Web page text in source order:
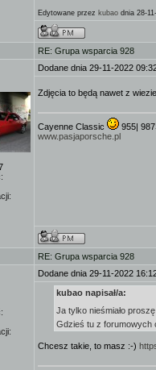
Edytowane przez kubao dnia 28-
RE: Grupa wsparcia 928
Dodane dnia 29-11-2022
Zdjęcia to będą nawet z
Cayenne Classic
955|
www.pasjaporsche.pl
RE: Grupa wsparcia 928
Dodane dnia 29-11-2022
kubao napisał/a:
Ja tylko nieśmiało
Gdzieś tu z forumowych
Chcesz takie, to masz :-)